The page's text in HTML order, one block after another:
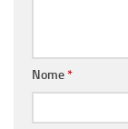
Nome*